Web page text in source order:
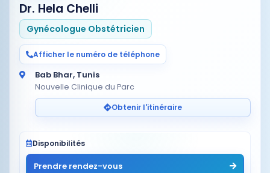
Dr. Hela Chelli
Gynécologue Obstétricien
Afficher le numéro de téléphone
Bab Bhar, Tunis
Nouvelle Clinique du Parc
Obtenir l'itinéraire
Disponibilités
Prendre rendez-vous